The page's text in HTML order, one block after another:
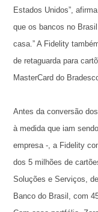
Estados Unidos”,
que os bancos no
casa.” A Fidelity
de retaguarda para
MasterCard do
Antes da conversão
à medida que iam
empresa -, a Fidelity
dos 5 milhões de
Soluções e Serviços,
Banco do Brasil, com